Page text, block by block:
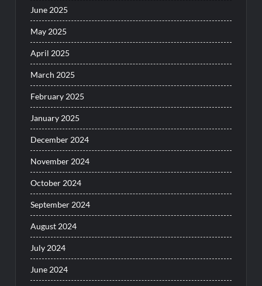
June 2025
May 2025
April 2025
March 2025
February 2025
January 2025
December 2024
November 2024
October 2024
September 2024
August 2024
July 2024
June 2024